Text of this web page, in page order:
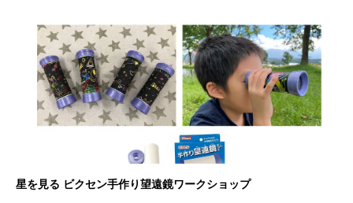
星を見る ビクセン手作り望遠鏡ワークショップ